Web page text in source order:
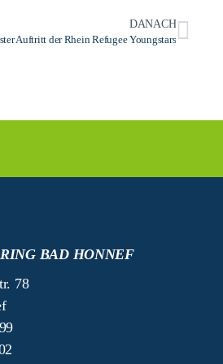
DANACH
Auftritt der Rhein Refugee Youngstars
BAD HONNEF
78